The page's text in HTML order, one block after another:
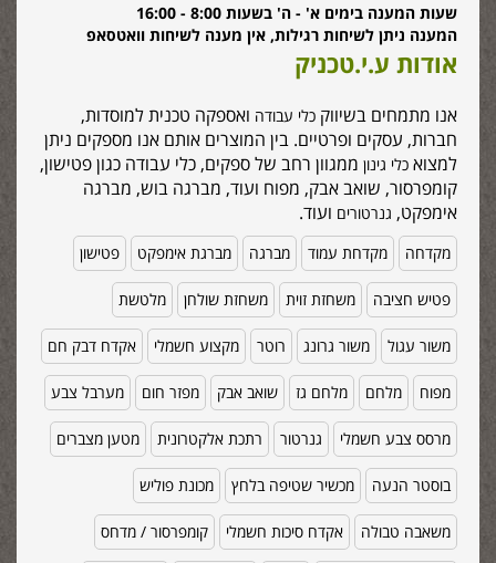
שעות המענה בימים א' - ה' בשעות 8:00 - 16:00
המענה ניתן לשיחות רגילות, אין מענה לשיחות וואטסאפ
אודות ע.י.טכניק
אנו מתמחים בשיווק כלי עבודה ואספקה טכנית למוסדות,
חברות, עסקים ופרטיים. בין המוצרים אותם אנו מספקים ניתן
למצוא כלי גינון ממגוון רחב של ספקים, כלי עבודה כגון פטישון,
קומפרסור, שואב אבק, מפוח ועוד, מברגה בוש, מברגה
אימפקט, גנרטורים ועוד.
מקדחה מקדחת עמוד מברגה מברגת אימפקט פטישון
פטיש חציבה משחזת זוית משחזת שולחן מלטשת
משור עגול משור גרונג רוטר מקצוע חשמלי אקדח דבק חם
מפוח מלחם מלחם גז שואב אבק מפזר חום מערבל צבע
מרסס צבע חשמלי גנרטור רתכת אלקטרונית מטען מצברים
בוסטר הנעה מכשיר שטיפה בלחץ מכונת פוליש
משאבה טבולה אקדח סיכות חשמלי קומפרסור / מדחס